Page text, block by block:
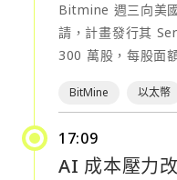
Bitmine 週三向美
請，計畫發行其
300 萬股，每股面
（需董事會宣告）
公司同時申請將該
易所掛牌，預計於
BitMine 以太幣
17:09
AI 成本壓力